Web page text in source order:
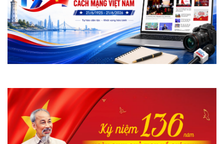
Quảng Trị: Đón 28 hài cốt liệt sĩ từ Lào về với đất
mẹ